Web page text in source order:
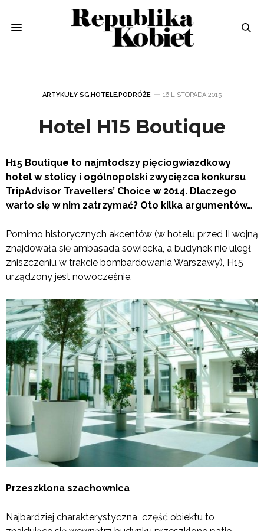
ARTYKUŁY SG,HOTELE,PODRÓŻE 16 LISTOPADA 2015
Hotel H15 Boutique
H15 Boutique to najmłodszy pięciogwiazdkowy
hotel w stolicy i ogólnopolski zwycięzca konkursu
TripAdvisor Travellers’ Choice w 2014. Dlaczego
warto się w nim zatrzymać? Oto kilka argumentów…
Pomimo historycznych akcentów (w hotelu przed II wojną
znajdowała się ambasada sowiecka, a budynek nie uległ
zniszczeniu w trakcie bombardowania Warszawy), H15
urządzony jest nowocześnie.
Przeszklona szachownica
Najbardziej charakterystyczna część obiektu to